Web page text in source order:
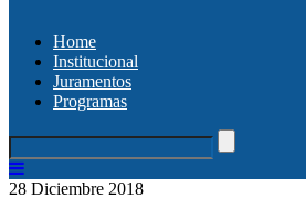
Home
Institucional
Juramentos
Programas
28 Diciembre 2018